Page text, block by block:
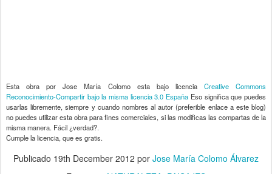
Estaobra por Jose María Colomo esta bajo licencia Creative Commons
Reconocimiento-Compartir bajo la misma licencia 3.0 España Eso significa que puedes
usarlas libremente, siempre y cuando nombres al autor (preferible enlace a este blog)
no puedes utilizar esta obra para fines comerciales, si las modificas las compartas de la
misma manera. Fácil ¿verdad?.
Cumple la licencia, que es gratis.
Publicado 19th December 2012 por Jose María Colomo Álvarez